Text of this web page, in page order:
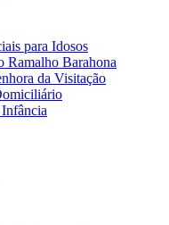
para Idosos
Ramalho Barahona
da Visitação